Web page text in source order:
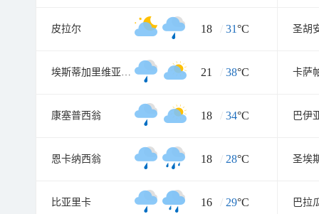
皮拉尔 18 / 31°C 圣胡
埃斯蒂加里维亚元帅镇 21 / 38°C 卡萨
康塞普西翁 18 / 34°C 巴伊
恩卡纳西翁 18 / 28°C 圣埃
比亚里卡 16 / 29°C 巴拉